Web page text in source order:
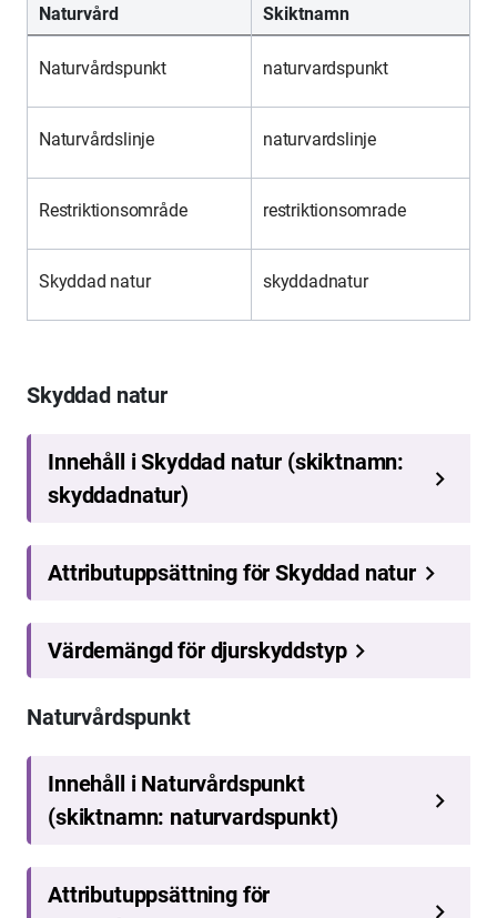
Naturvård Skiktnamn
Naturvårdspunkt naturvardspunkt
Naturvårdslinje naturvardslinje
Restriktionsområde restriktionsomrade
Skyddad natur skyddadnatur
Skyddad natur
Naturvårdspunkt